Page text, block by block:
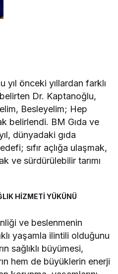
yıl önceki yıllardan farklı
Dr. Kaptanoğlu,
Besleyelim; Hep
belirlendi. BM Gıda ve
dünyadaki gıda
sıfır açlığa ulaşmak,
ve sürdürülebilir tarımı
HİZMETİ YÜKÜNÜ
ve beslenmenin
yaşamla ilintili olduğunu
sağlıklı büyümesi,
hem de büyüklerin enerji